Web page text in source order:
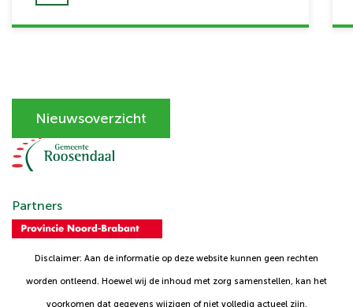
Nieuwsoverzicht
Partners
Disclaimer: Aan de informatie op deze website kunnen geen rechten
worden ontleend. Hoewel wij de inhoud met zorg samenstellen, kan het
voorkomen dat gegevens wijzigen of niet volledig actueel zijn.